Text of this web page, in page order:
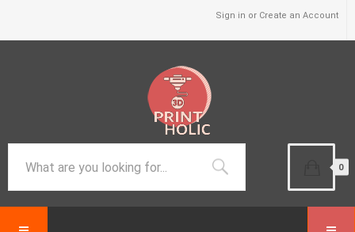
Sign in or Create an Account
0